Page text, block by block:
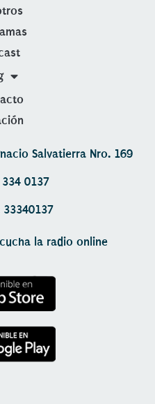
Salvatierra Nro. 169
0137
33340137
la radio online